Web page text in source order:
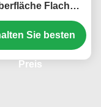
Flach
einseitige
Sie besten
Preis